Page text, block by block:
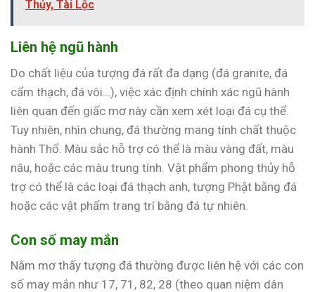
Thủy, Tài Lộc
Liên hệ ngũ hành
Do chất liệu của tượng đá rất đa dạng (đá granite, đá
cẩm thạch, đá vôi…), việc xác định chính xác ngũ hành
liên quan đến giấc mơ này cần xem xét loại đá cụ thể.
Tuy nhiên, nhìn chung, đá thường mang tính chất thuộc
hành Thổ. Màu sắc hỗ trợ có thể là màu vàng đất, màu
nâu, hoặc các màu trung tính. Vật phẩm phong thủy hỗ
trợ có thể là các loại đá thạch anh, tượng Phật bằng đá
hoặc các vật phẩm trang trí bằng đá tự nhiên.
Con số may mắn
Nằm mơ thấy tượng đá thường được liên hệ với các con
số may mắn như 17, 71, 82, 28 (theo quan niệm dân